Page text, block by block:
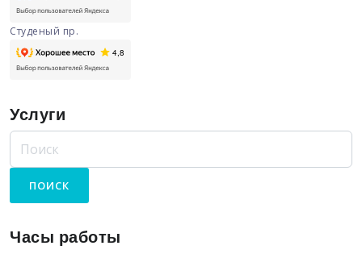
Студеный пр.
Услуги
Часы работы